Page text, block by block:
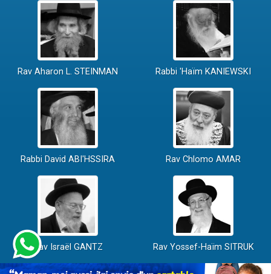
Rav Aharon L. STEINMAN Rabbi 'Haïm KANIEWSKI
Rabbi David ABI'HSSIRA Rav Chlomo AMAR
Rav Israël GANTZ Rav Yossef-Haïm SITRUK